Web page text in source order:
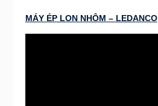
MÁY ÉP LON NHÔM – LEDANCO